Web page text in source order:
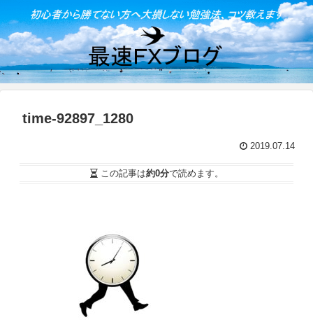
time-92897_1280
2019.07.14
この記事は約0分で読めます。